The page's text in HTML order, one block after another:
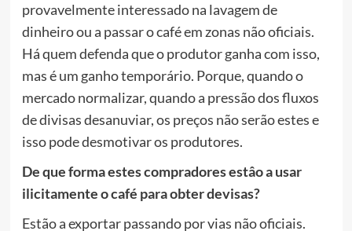
provavelmente interessado na lavagem de
dinheiro ou a passar o café em zonas não oficiais.
Há quem defenda que o produtor ganha com isso,
mas é um ganho temporário. Porque, quando o
mercado normalizar, quando a pressão dos fluxos
de divisas desanuviar, os preços não serão estes e
isso pode desmotivar os produtores.
De que forma estes compradores estâo a usar
ilicitamente o café para obter devisas?
Estão a exportar passando por vias não oficiais.